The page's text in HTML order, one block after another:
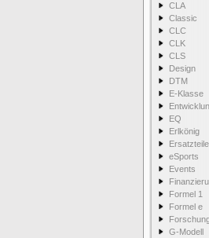
CLA
Classic
CLC
CLK
CLS
Design
DTM
E-Klasse
EQ
Erlkönig
Ersatzteile
eSports
Events
Formel 1
Formel e
G-Modell